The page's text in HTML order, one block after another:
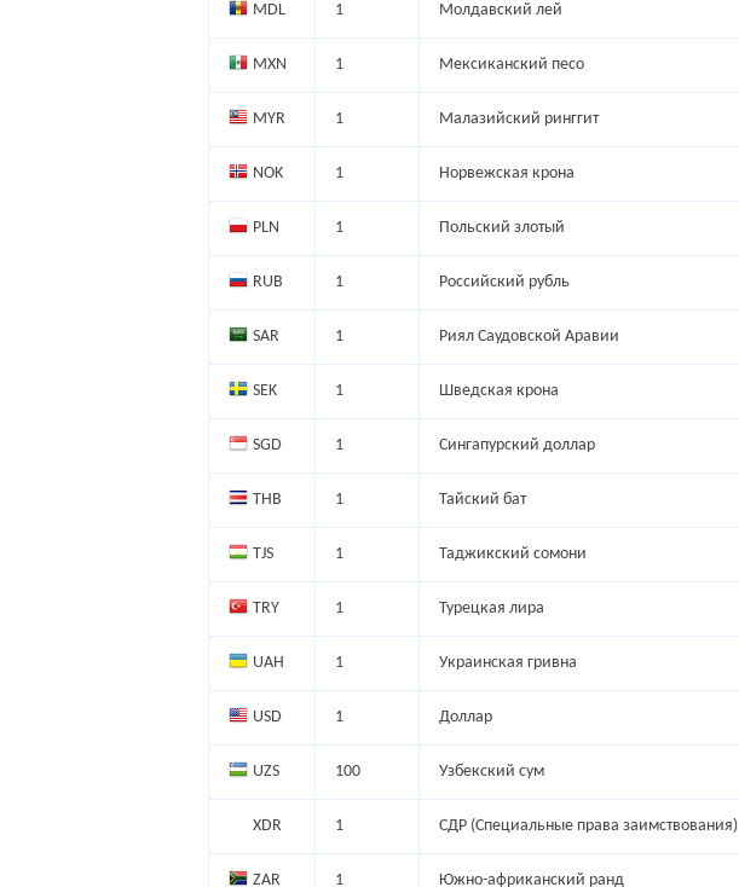
MDL 1 Молдавский лей
MXN 1 Мексиканский песо
MYR 1 Малазийский ринггит
NOK 1 Норвежская крона
PLN 1 Польский злотый
RUB 1 Российский рубль
SAR 1 Риял Саудовской Аравии
SEK 1 Шведская крона
SGD 1 Сингапурский доллар
THB 1 Тайский бат
TJS 1 Таджикский сомони
TRY 1 Турецкая лира
UAH 1 Украинская гривна
USD 1 Доллар
UZS 100 Узбекский сум
XDR 1 СДР (Специальные права заимствования)
ZAR 1 Южно-африканский ранд